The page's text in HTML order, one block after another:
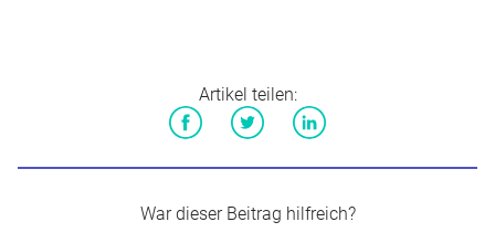
Artikel teilen:
War dieser Beitrag hilfreich?